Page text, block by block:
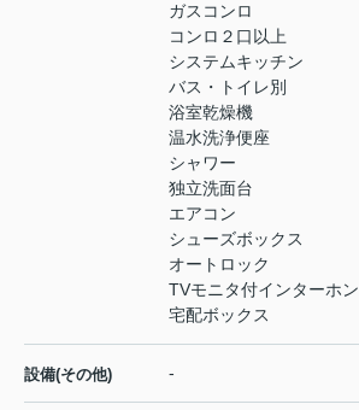
ガスコンロ
コンロ２口以上
システムキッチン
バス・トイレ別
浴室乾燥機
温水洗浄便座
シャワー
独立洗面台
エアコン
シューズボックス
オートロック
TVモニタ付インターホン
宅配ボックス
設備(その他) -